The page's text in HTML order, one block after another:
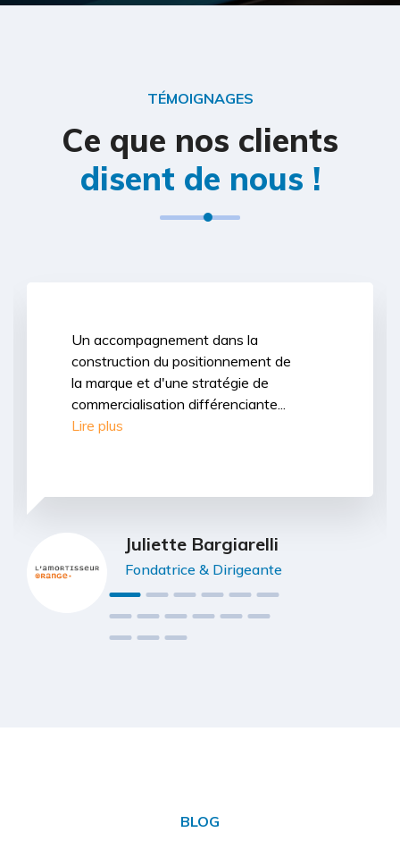
TÉMOIGNAGES
Ce que nos clients
disent de nous !
Un accompagnement dans la
construction du positionnement de
la marque et d'une stratégie de
commercialisation différenciante...
Lire plus
Juliette Bargiarelli
Fondatrice & Dirigeante
BLOG